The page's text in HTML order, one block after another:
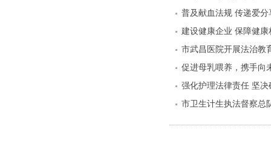
普及献血法规 传递爱
市武昌医院开展法治教
促进母乳喂养，携手
强化护理法律责任 坚
市卫生计生执法督察总